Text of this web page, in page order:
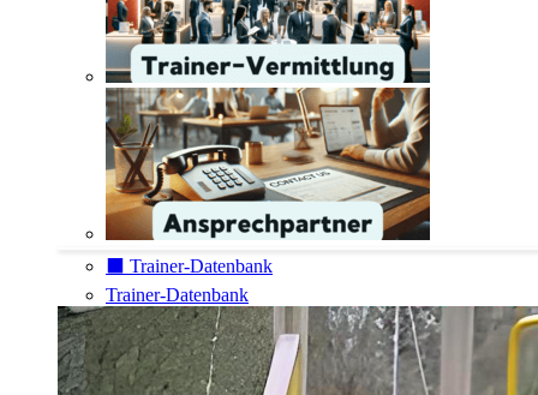
⬛️ Trainer-Datenbank
Trainer-Datenbank